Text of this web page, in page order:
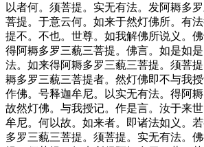
以者何。须菩提。实无有法。发阿耨多
菩提。于意云何。如来于然灯佛所。有
提不。不也。世尊。如我解佛所说义。
得阿耨多罗三藐三菩提。佛言。如是如
法。如来得阿耨多罗三藐三菩提。须菩
耨多罗三藐三菩提者。然灯佛即不与我
作佛。号释迦牟尼。以实无有法。得阿
故然灯佛。与我授记。作是言。汝于来
牟尼。何以故。如来者。即诸法如义。
多罗三藐三菩提。须菩提。实无有法。